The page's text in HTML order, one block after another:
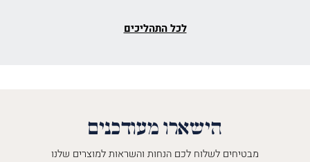
לכל התהליכים
הישארו מעודכנים
מבטיחים לשלוח לכם הנחות והשראות למוצרים שלנו